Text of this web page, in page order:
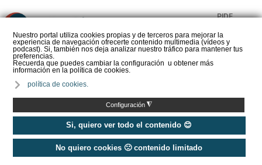
Nuestro portal utiliza cookies propias y de terceros para mejorar la
experiencia de navegación ofrecerte contenido multimedia (vídeos y
podcast). Si, también nos deja analizar nuestro tráfico para mantener tus
preferencias.
Recuerda que puedes cambiar la configuración u obtener más
información en la política de cookies.
política de cookies.
Configuración ◮
Si, quiero ver todo el contenido 😊
No quiero cookies 🙁 contenido limitado
PIDE
CALORYFRIO
Inicio
Instalación de aire acondicionado en los bungallows de un camping
Publicado: Jueves, 17 Agosto 2017 11:14